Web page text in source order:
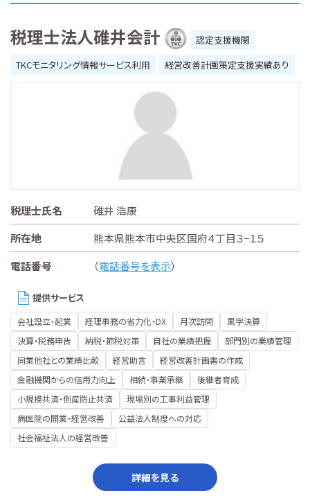
税理士法人碓井会計
認定支援機関
TKCモニタリング情報サービス利用
経営改善計画策定支援実績あり
税理士氏名
碓井 浩康
所在地
熊本県熊本市中央区国府４丁目３−１５
電話番号
（電話番号を表示）
提供サービス
会社設立・起業 経理事務の省力化・DX 月次訪問
黒字決算
決算・税務申告
納税・節税対策 自社の業績把握
部門別の業績管理
同業他社との業績比較
経営助言
経営改善計画書の作成
金融機関からの信用力向上
相続・事業承継
後継者育成
小規模共済・倒産防止共済
現場別の工事利益管理
病医院の開業・経営改善
公益法人制度への対応
社会福祉法人の経営改善
詳細を見る